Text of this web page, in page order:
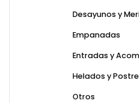
Desayunos y
Empanadas
Entradas y
Helados y
Otros